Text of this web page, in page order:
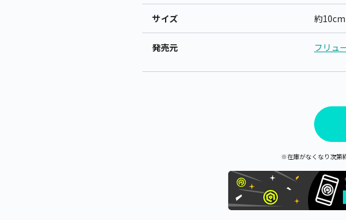
サイズ 約
発売元 フリュ
※在庫がなくなり次第